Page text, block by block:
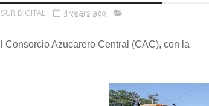
SUR DIGITAL 4 years ago
Consorcio Azucarero Central (CAC), con la